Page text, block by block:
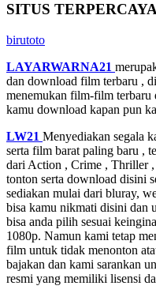
SITUS TERPERCAYA
birutoto
LAYARWARNA21
dan download film terbaru ,
menemukan film-film terbaru
kamu download kapan pun
LW21 Menyediakan segala
serta film barat paling baru ,
dari Action , Crime , Thriller
tonton serta download disini
sediakan mulai dari bluray,
bisa kamu nikmati disini dan
bisa anda pilih sesuai
1080p. Namun kami tetap
film untuk tidak menonton
bajakan dan kami sarankan
resmi yang memiliki lisensi